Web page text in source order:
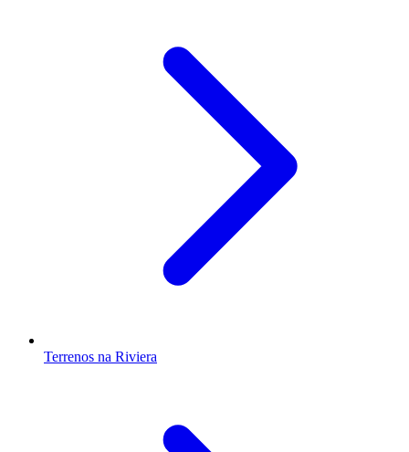
Terrenos na Riviera